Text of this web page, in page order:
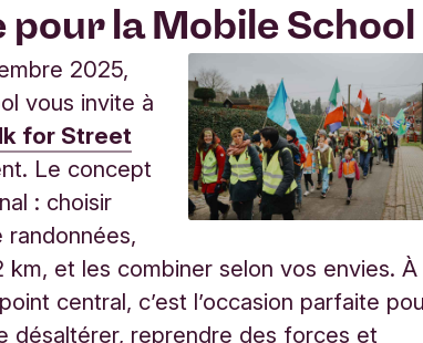
pour la Mobile School
2025,
vous invite à
for Street
Le concept
: choisir
km, et les combiner selon vos envies. À
central, c’est l’occasion parfaite
désaltérer, reprendre des forces et